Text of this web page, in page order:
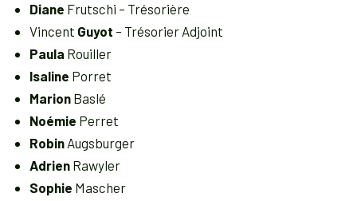
Diane Frutschi – Trésorière
Vincent Guyot – Trésorier Adjoint
Paula Rouiller
Isaline Porret
Marion Baslé
Noémie Perret
Robin Augsburger
Adrien Rawyler
Sophie Mascher